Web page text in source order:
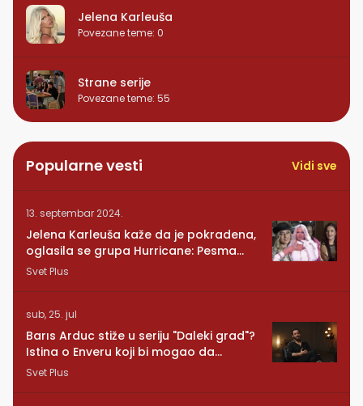
Jelena Karleuša
Povezane teme: 0
Strane serije
Povezane teme: 55
Popularne vesti Vidi sve
13. septembar 2024.
Jelena Karleuša kaže da je pokradena,
oglasila se grupa Hurricane: Pesma
RUNDE je naša!
Svet Plus
sub, 25. jul
Barıs Arduc stiže u seriju "Daleki grad"?
Istina o Enveru koji bi mogao da
promeni sve
Svet Plus